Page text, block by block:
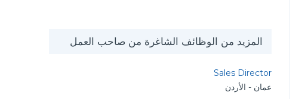
المزيد من الوظائف الشاغرة من صاحب العمل
Sales Director
عمان - الأردن